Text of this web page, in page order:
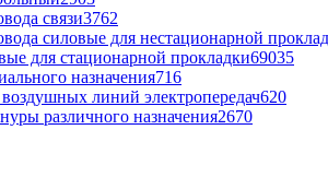
связи3762
силовые для нестационарной
для стационарной прокладки69035
назначения716
линий электропередач620
различного назначения2670